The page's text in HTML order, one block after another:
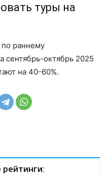
туры на
раннему
сентябрь-октябрь 2025
на 40-60%.